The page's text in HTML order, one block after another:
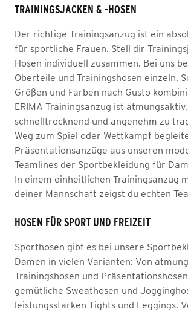
TRAININGSJACKEN & -HOSEN
Der richtige Trainingsanzug ist ein
für sportliche Frauen. Stell dir
Hosen individuell zusammen. Bei uns
Oberteile und Trainingshosen einzeln.
Größen und Farben nach Gusto
ERIMA Trainingsanzug ist atmungsaktiv,
schnelltrocknend und angenehm zu
Weg zum Spiel oder Wettkampf
Präsentationsanzüge aus unseren
Teamlines der Sportbekleidung für
In einem einheitlichen Trainingsanzug
deiner Mannschaft zeigst du echten
HOSEN FÜR SPORT UND FREIZEIT
Sporthosen gibt es bei unsere
Damen in vielen Varianten: Von
Trainingshosen und
gemütliche Sweathosen und
leistungsstarken Tights und Leggings.